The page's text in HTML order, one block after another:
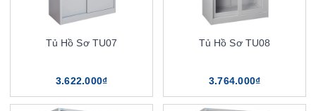
Tủ Hồ Sơ TU07
3.622.000₫
Tủ Hồ Sơ TU08
3.764.000₫